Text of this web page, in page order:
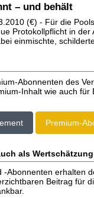
– und behält
(€) - Für die
Protokollpflicht in
einmischte,
Abonnenten des
Inhalt wie auch für
Premium-
als
Abonnenten erhalten
Beitrag für